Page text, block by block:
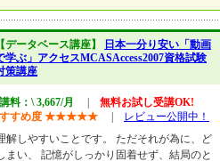
【データベース講座】
日本一分り安い「動画
学ぶ」アクセスMCASAccess2007資格試験
策講座
料：\ 3,667/月
無料お試し受講OK!
すめ度 ★★★★★
レビュー公開中！
解しやすいことです。 ただそれが為に、ど
まい、 記憶がしっかり固着せず、結局のと